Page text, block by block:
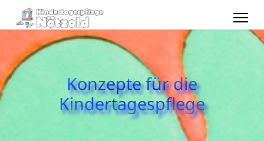
Konzepte für die
Kindertagespflege